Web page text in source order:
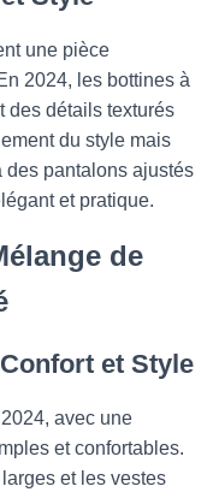
une pièce
2024, les bottines à
des détails texturés
du style mais
des pantalons ajustés
et pratique.
de
et Style
avec une
et confortables.
et les vestes